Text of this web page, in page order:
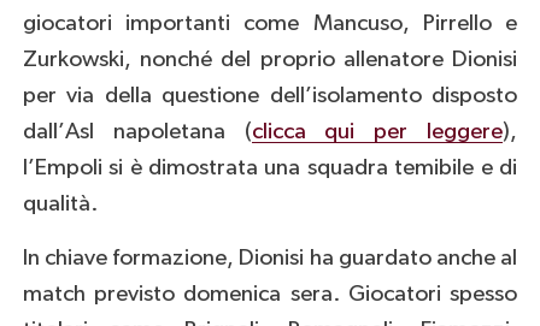
giocatori importanti come Mancuso, Pirrello e
Zurkowski, nonché del proprio allenatore Dionisi
per via della questione dell’isolamento disposto
dall’Asl napoletana (clicca qui per leggere),
l’Empoli si è dimostrata una squadra temibile e di
qualità.
In chiave formazione, Dionisi ha guardato anche al
match previsto domenica sera. Giocatori spesso